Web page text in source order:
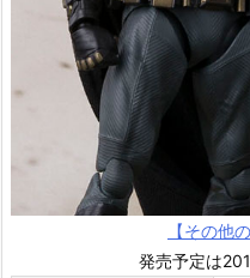
【その他
発売予定は